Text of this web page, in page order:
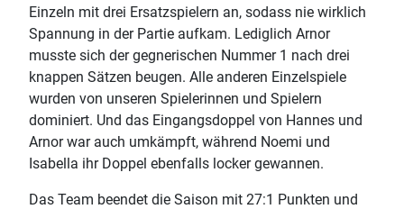
Einzeln mit drei Ersatzspielern an, sodass nie wirklich
Spannung in der Partie aufkam. Lediglich Arnor
musste sich der gegnerischen Nummer 1 nach drei
knappen Sätzen beugen. Alle anderen Einzelspiele
wurden von unseren Spielerinnen und Spielern
dominiert. Und das Eingangsdoppel von Hannes und
Arnor war auch umkämpft, während Noemi und
Isabella ihr Doppel ebenfalls locker gewannen.
Das Team beendet die Saison mit 27:1 Punkten und